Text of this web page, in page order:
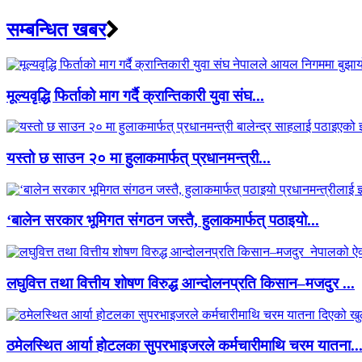
सम्बन्धित खबर
मूल्यवृद्धि फिर्ताको माग गर्दै क्रान्तिकारी युवा संघ...
यस्तो छ साउन २० मा हुलाकमार्फत् प्रधानमन्त्री...
‘बालेन सरकार भूमिगत संगठन जस्तै, हुलाकमार्फत् पठाइयो...
लघुवित्त तथा वित्तीय शोषण विरुद्ध आन्दोलनप्रति किसान–मजदुर ...
ठमेलस्थित आर्या होटलका सुपरभाइजरले कर्मचारीमाथि चरम यातना...